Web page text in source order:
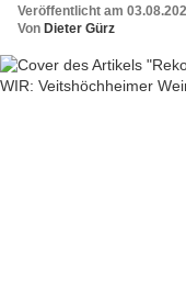
Veröffentlicht am
Von Dieter Gürz